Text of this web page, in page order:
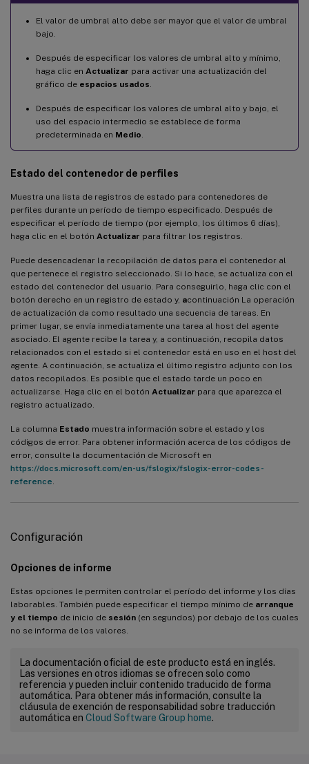
El valor de umbral alto debe ser mayor que el valor de umbral
bajo.
Después de especificar los valores de umbral alto y mínimo,
haga clic en Actualizar para activar una actualización del
gráfico de espacios usados
Después de especificar los valores de umbral alto y bajo, el
uso del espacio intermedio se establece de forma
predeterminada en Medio
Estado del contenedor de perfiles
Muestra una lista de registros de estado para contenedores de
perfiles durante un período de tiempo especificado. Después de
especificar el período de tiempo (por ejemplo, los últimos 6 días),
haga clic en el botón Actualizar para filtrar los registros.
Puede desencadenar la recopilación de datos para el contenedor al
que pertenece el registro seleccionado. Si lo hace, se actualiza con el
estado del contenedor del usuario. Para conseguirlo, haga clic con el
botón derecho en un registro de estado y, acontinuación La operación
de actualización da como resultado una secuencia de tareas. En
primer lugar, se envía inmediatamente una tarea al host del agente
asociado. El agente recibe la tarea y, a continuación, recopila datos
relacionados con el estado si el contenedor está en uso en el host del
agente. A continuación, se actualiza el último registro adjunto con los
datos recopilados. Es posible que el estado tarde un poco en
actualizarse. Haga clic en el botón Actualizar para que aparezca el
registro actualizado.
La columna Estado muestra información sobre el estado y los
códigos de error. Para obtener información acerca de los códigos de
error, consulte la documentación de Microsoft en
https://docs.microsoft.com/en-us/fslogix/fslogix-error-codes-
reference
Configuración
Opciones de informe
Estas opciones le permiten controlar el período del informe y los días
laborables. También puede especificar el tiempo mínimo de arranque
y el tiempo de inicio de sesión (en segundos) por debajo de los cuales
no se informa de los valores.
La documentación oficial de este producto está en inglés.
Las versiones en otros idiomas se ofrecen solo como
referencia y pueden incluir contenido traducido de forma
automática. Para obtener más información, consulte la
cláusula de exención de responsabilidad sobre traducción
automática en Cloud Software Group home.